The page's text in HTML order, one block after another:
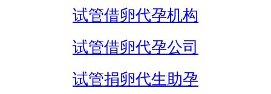
试管借卵代孕机构
试管借卵代孕公司
试管捐卵代生助孕